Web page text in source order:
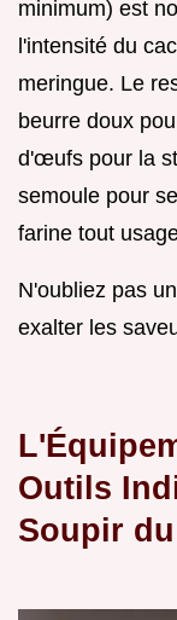
minimum) est
l'intensité du
meringue. Le
beurre doux
d'œufs pour la
semoule pour
farine tout
N'oubliez pas
exalter les
Outils
Soupir